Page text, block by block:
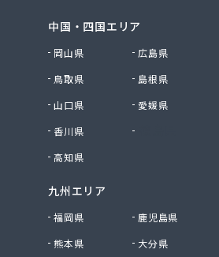
中国・四国エリア
岡山県
広島県
鳥取県
島根県
山口県
愛媛県
香川県
高知県
九州エリア
福岡県
鹿児島県
熊本県
大分県